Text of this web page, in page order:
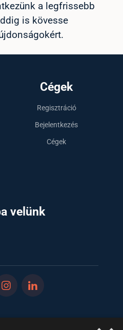
a legfrissebb
is kövesse
Cégek
Regisztráció
Bejelentkezés
Cégek
velünk